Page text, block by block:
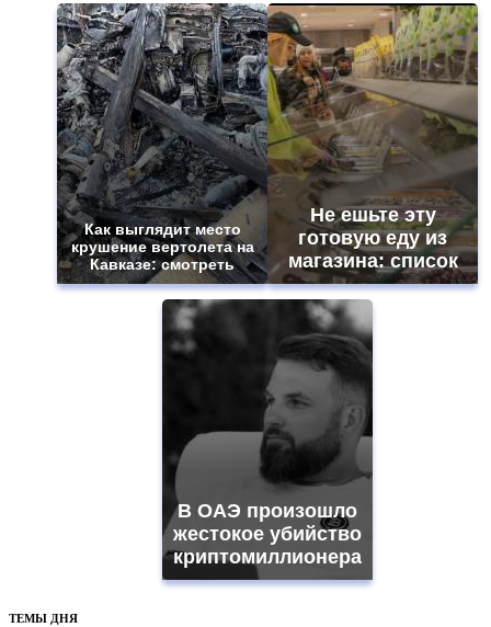
Как выглядит место
крушение вертолета на
Кавказе: смотреть
Не ешьте эту
готовую еду из
магазина: список
В ОАЭ произошло
жестокое убийство
криптомиллионера
ТЕМЫ ДНЯ